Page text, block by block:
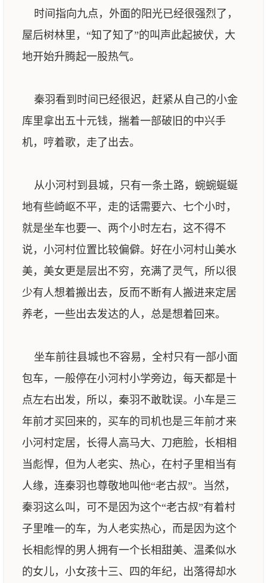
时间指向九点，外面的阳光已经很强烈了，
屋后树林里，“知了知了”的叫声此起披伏，大
地开始升腾起一股热气。
秦羽看到时间已经很迟，赶紧从自己的小金
库里拿出五十元钱，揣着一部破旧的中兴手
机，哼着歌，走了出去。
从小河村到县城，只有一条土路，蜿蜿蜒蜒
地有些崎岖不平，走的话需要六、七个小时，
就是坐车也要一、两个小时左右，这不得不
说，小河村位置比较偏僻。好在小河村山美水
美，美女更是层出不穷，充满了灵气，所以很
少有人想着搬出去，反而不断有人搬进来定居
养老，一些出去发达的人，总是想着回来。
坐车前往县城也不容易，全村只有一部小面
包车，一般停在小河村小学旁边，每天都是十
点左右出发，所以，秦羽不敢耽误。小车是三
年前才买回来的，买车的司机也是三年前才来
小河村定居，长得人高马大、刀疤脸，长相相
当彪悍，但为人老实、热心，在村子里相当有
人缘，连秦羽也尊敬地叫他“老古叔”。当然，
秦羽这么叫，可不是因为这个“老古叔”有着村
子里唯一的车，为人老实热心，而是因为这个
长相彪悍的男人拥有一个长相甜美、温柔似水
的女儿，小女孩十三、四的年纪，出落得却水